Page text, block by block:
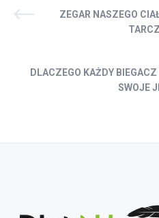
ZEGAR NASZEGO
DLACZEGO KAŻDY
SWOJE